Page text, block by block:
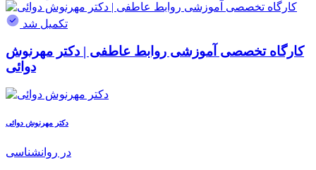
تکمیل شد
کارگاه تخصصی آموزشی روابط عاطفی | دکتر مهرنوش
دوائی
دکتر مهرنوش دوائی
در روانشناسی